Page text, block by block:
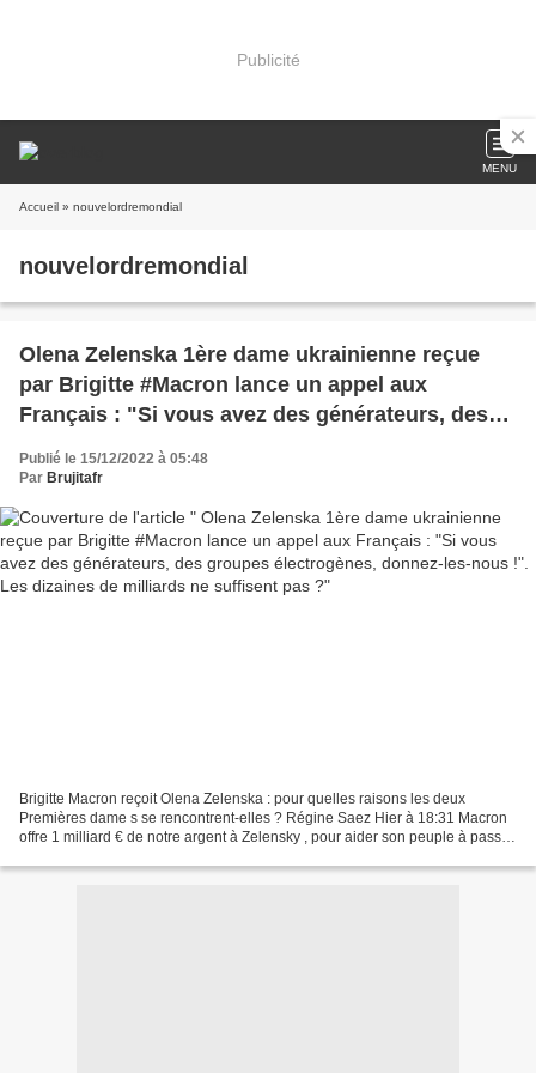
Publicité
MENU
Accueil » nouvelordremondial
nouvelordremondial
Olena Zelenska 1ère dame ukrainienne reçue
par Brigitte #Macron lance un appel aux
Français : "Si vous avez des générateurs, des
groupes électrogènes, donnez-les-nous !". Les
dizaines de milliards ne suffisent pas ?
Publié le 15/12/2022 à 05:48
Par Brujitafr
Brigitte Macron reçoit Olena Zelenska : pour quelles raisons les deux
Premières dame s se rencontrent-elles ? Régine Saez Hier à 18:31 Macron
offre 1 milliard € de notre argent à Zelensky , pour aider son peuple à passer